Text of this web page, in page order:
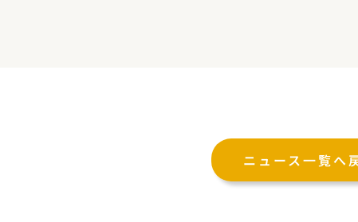
ニュース一覧へ